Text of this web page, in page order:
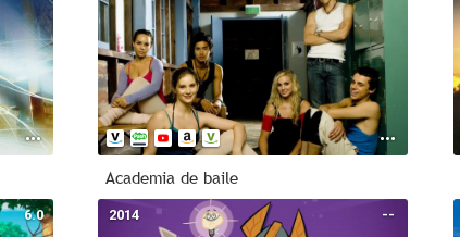
Academia de baile
6.0 --
2014